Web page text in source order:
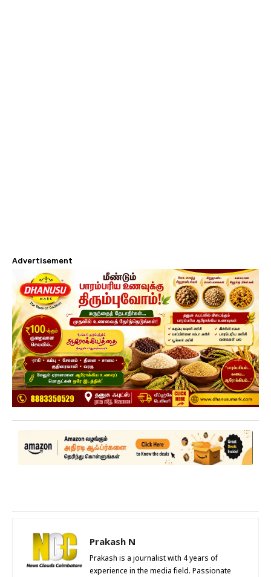
Advertisement
Prakash N
Prakash is a journalist with 4 years of
experience in the media field. Passionate